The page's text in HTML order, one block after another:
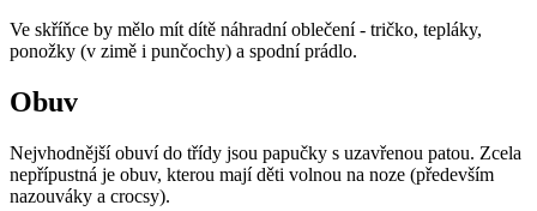
Ve skříňce by mělo mít dítě náhradní oblečení - tričko, tepláky,
ponožky (v zimě i punčochy) a spodní prádlo.
Obuv
Nejvhodnější obuví do třídy jsou papučky s uzavřenou patou. Zcela
nepřípustná je obuv, kterou mají děti volnou na noze (především
nazouváky a crocsy).